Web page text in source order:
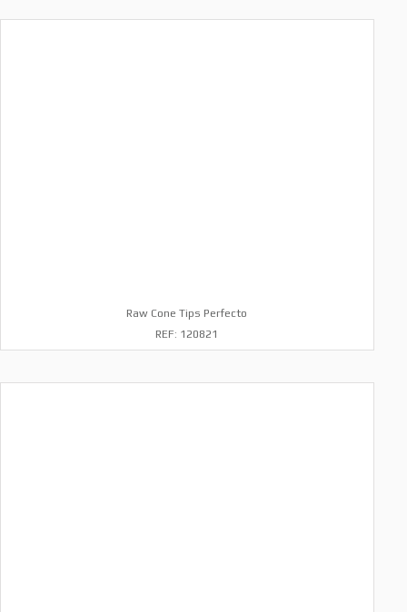
Raw Cone Tips Perfecto
REF: 120821